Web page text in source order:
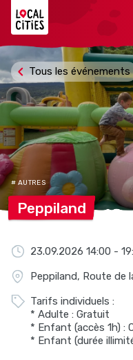
Tous les événements
# AUTRES
Peppiland
23.09.2026 14:00 -
Peppiland, Route de
Tarifs individuels :
* Adulte : Gratuit
* Enfant (accès 1h) :
* Enfant (durée